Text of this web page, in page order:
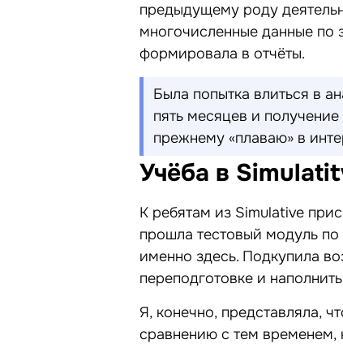
предыдущему роду
многочисленные данные по
формировала в отчёты.
Была попытка влиться в
пять месяцев и
прежнему «плаваю» в
Учёба в
К ребятам из Simulative
прошла тестовый модуль
именно здесь. Подкупила
переподготовке и
Я, конечно, представляла,
сравнению с тем временем,